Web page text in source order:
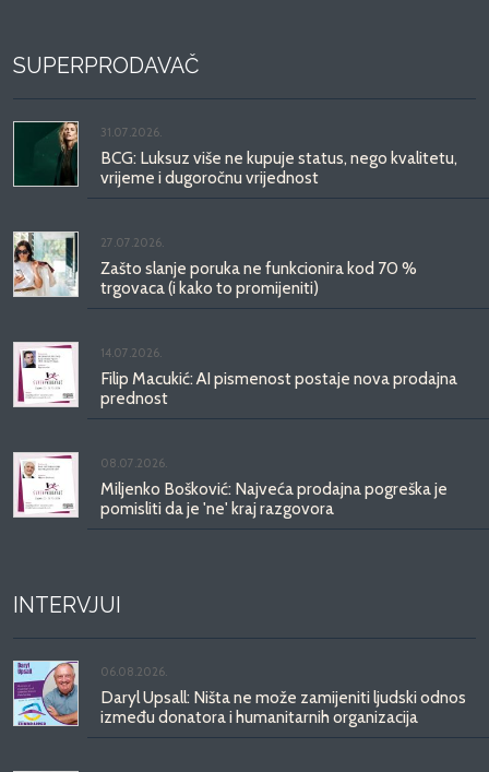
SUPERPRODAVAČ
31.07.2026.
BCG: Luksuz više ne kupuje status, nego kvalitetu,
vrijeme i dugoročnu vrijednost
27.07.2026.
Zašto slanje poruka ne funkcionira kod 70 %
trgovaca (i kako to promijeniti)
14.07.2026.
Filip Macukić: AI pismenost postaje nova prodajna
prednost
08.07.2026.
Miljenko Bošković: Najveća prodajna pogreška je
pomisliti da je 'ne' kraj razgovora
INTERVJUI
06.08.2026.
Daryl Upsall: Ništa ne može zamijeniti ljudski odnos
između donatora i humanitarnih organizacija